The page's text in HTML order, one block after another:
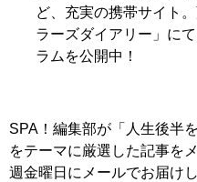
ど、充実の携帯サイト
ラーズダイアリー」に
ラムを公開中！
SPA！編集部が「人生後半
をテーマに厳選した記事を
週金曜日にメールでお届け